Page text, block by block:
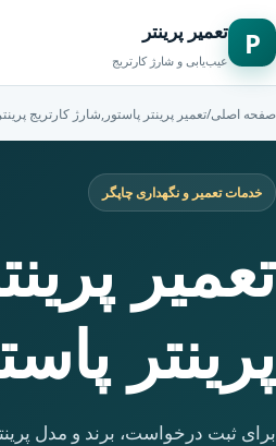
P تعمیر پرینتر
عیب‌یابی و شارژ کارتریج
صفحه اصلی/تعمیر پرینتر پاستور,شارژ کارتریج
خدمات تعمیر و نگهداری چاپگر
تعمیر
پرینتر
برای ثبت درخواست، برند و مدل